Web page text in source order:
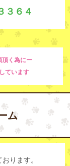
３６４
頂く為にー
ています
ム
ります。